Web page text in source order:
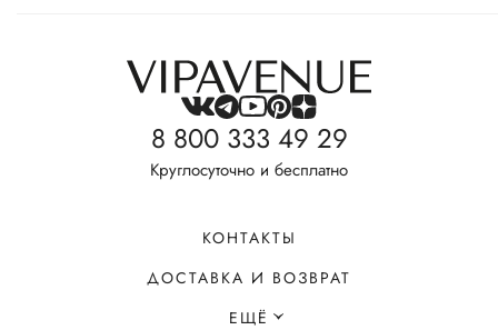
8 800 333 49 29
Круглосуточно и бесплатно
КОНТАКТЫ
ДОСТАВКА И ВОЗВРАТ
ЕЩЁ